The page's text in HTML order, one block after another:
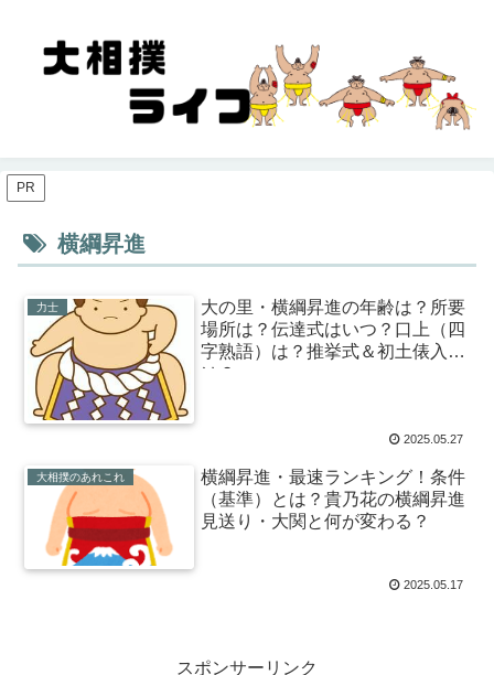
PR
横綱昇進
力士
大の里・横綱昇進の年齢は？所要
場所は？伝達式はいつ？口上（四
字熟語）は？推挙式＆初土俵入り
は？
2025.05.27
大相撲のあれこれ
横綱昇進・最速ランキング！条件
（基準）とは？貴乃花の横綱昇進
見送り・大関と何が変わる？
2025.05.17
スポンサーリンク